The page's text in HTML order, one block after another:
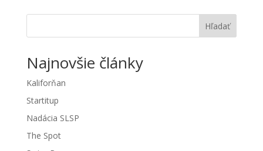
Hľadať
Najnovšie články
Kaliforňan
Startitup
Nadácia SLSP
The Spot